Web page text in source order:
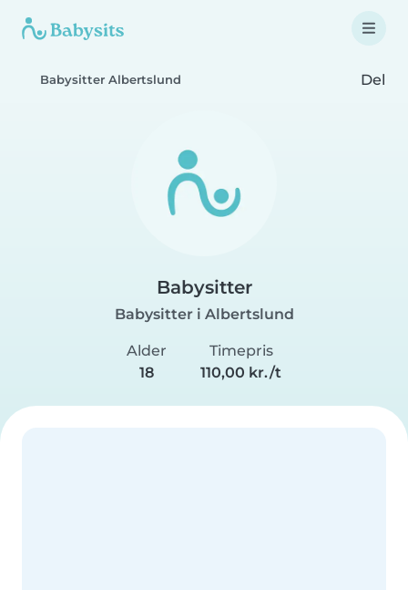
Babysitter Albertslund Del
Babysitter
Babysitter i Albertslund
Alder
18
Timepris
110,00 kr./t